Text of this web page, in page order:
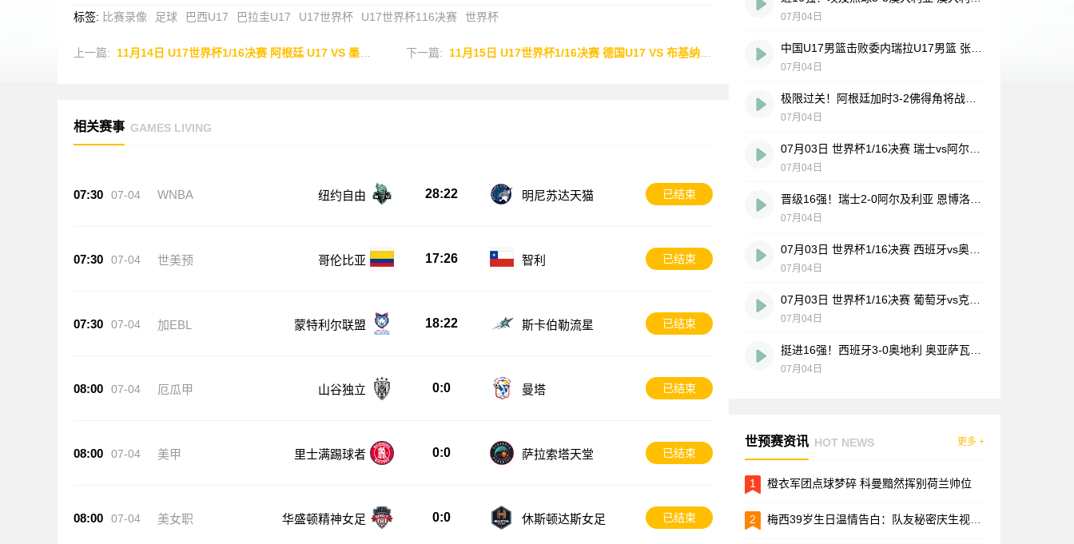
标签: 比赛录像 足球 巴西U17 巴拉圭U17 U17世界杯 U17世界杯116决赛 世界杯
上一篇: 11月14日 U17世界杯1/16决赛 阿根廷 U17 VS 墨西哥U17 全场录像 下一篇: 11月15日 U17世界杯1/16决赛 德国U17 VS 布基纳法索U17 全场录像
相关赛事 GAMES LIVING
07:30 07-04 WNBA 纽约自由 28:22 明尼苏达天猫 已结束
07:30 07-04 世美预 哥伦比亚 17:26 智利 已结束
07:30 07-04 加EBL 蒙特利尔联盟 18:22 斯卡伯勒流星 已结束
08:00 07-04 厄瓜甲 山谷独立 0:0 曼塔 已结束
08:00 07-04 美甲 里士满踢球者 0:0 萨拉索塔天堂 已结束
08:00 07-04 美女职 华盛顿精神女足 0:0 休斯顿达斯女足 已结束
07月04日
07月04日
07月04日
07月04日
07月04日
07月04日
07月04日
07月04日
世预赛资讯 HOT NEWS 更多 +
1 橙衣军团点球梦碎 科曼黯然挥别荷兰帅位
2 梅西39岁生日温情告白：队友秘密庆生视频曝光，坦言"有你们在就能战胜一切"